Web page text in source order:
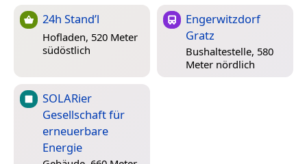
24h Stand’l
Hofladen, 520 Meter
südöstlich
Engerwitzdorf
Gratz
Bushaltestelle, 580
Meter nördlich
SOLARier
Gesellschaft für
erneuerbare
Energie